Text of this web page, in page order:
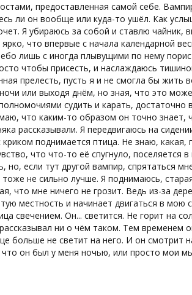
предоставленная самой себе.
ли он вообще или куда-то ушёл. Как
Я убираюсь за собой и ставлю
что впервые с начала календарной
лишь с иногда плывущими по нему
чтобы присесть, и наслаждаюсь
прелесть, пусть я и не смогла бы
или выходя днём, но зная, что это
судить и карать,
что каким-то образом он точно знает,
рассказывали. Я передвигаюсь на
поднимается птица. Не знаю, какая,
что что-то её спугнуло,
но, если тут другой вампир, спрятаться
не сильно лучше. Я поднимаюсь,
что мне ничего не грозит. Ведь из-за
местность и начинает двигаться в
свечением. Он... светится. Не горит на
ни о чём таком. Тем временем
больше не светит на него. И он смотрит
что он был у меня ночью, или просто мои